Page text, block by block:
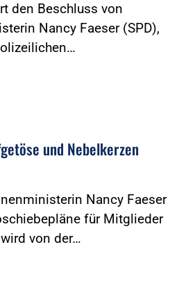
den Beschluss von
Nancy Faeser (SPD),
und Nebelkerzen
Nancy Faeser
für Mitglieder
von der…